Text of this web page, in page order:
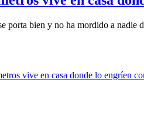
porta bien y no ha mordido a nadie